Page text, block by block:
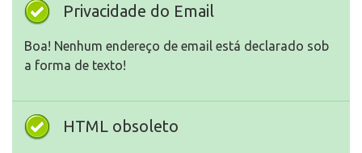
Privacidade do Email
Boa! Nenhum endereço de email está declarado sob
a forma de texto!
HTML obsoleto